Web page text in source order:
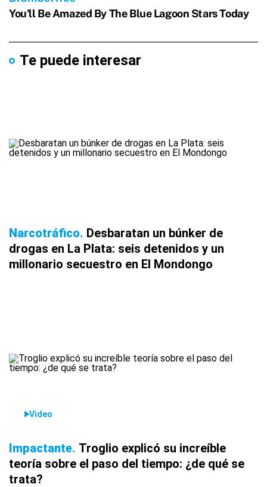
Te puede interesar
Narcotráfico Desbaratan un búnker de
drogas en La Plata: seis detenidos y un
millonario secuestro en El Mondongo
Video
Impactante Troglio explicó su increíble
teoría sobre el paso del tiempo: ¿de qué se
trata?